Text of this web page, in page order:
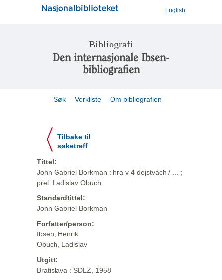
English
Bibliografi
Den internasjonale Ibsen-
bibliografien
Søk Verkliste Om bibliografien
Tilbake til
søketreff
Tittel:
John Gabriel Borkman : hra v 4 dejstvách / ... ;
prel. Ladislav Obuch
Standardtittel:
John Gabriel Borkman
Forfatter/person:
Ibsen, Henrik
Obuch, Ladislav
Utgitt:
Bratislava : SDLZ, 1958